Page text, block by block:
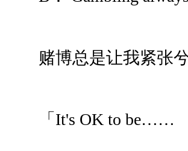
赌博总是让我紧张兮
「It's OK to be…… （